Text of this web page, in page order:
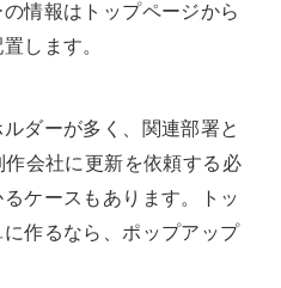
情報はトップページから
します。
ダーが多く、関連部署と
会社に更新を依頼する必
ケースもあります。トッ
作るなら、ポップアップ